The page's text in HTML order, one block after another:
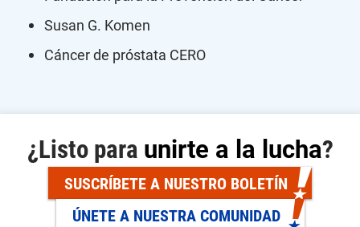
Susan G. Komen
Cáncer de próstata CERO
¿Listo para unirte a la lucha?
SUSCRÍBETE A NUESTRO BOLETÍN
ÚNETE A NUESTRA COMUNIDAD